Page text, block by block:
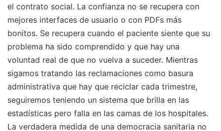
el contrato social. La confianza no se recupera con
mejores interfaces de usuario o con PDFs más
bonitos. Se recupera cuando el paciente siente que su
problema ha sido comprendido y que hay una
voluntad real de que no vuelva a suceder. Mientras
sigamos tratando las reclamaciones como basura
administrativa que hay que reciclar cada trimestre,
seguiremos teniendo un sistema que brilla en las
estadísticas pero falla en las camas de los hospitales.
La verdadera medida de una democracia sanitaria no